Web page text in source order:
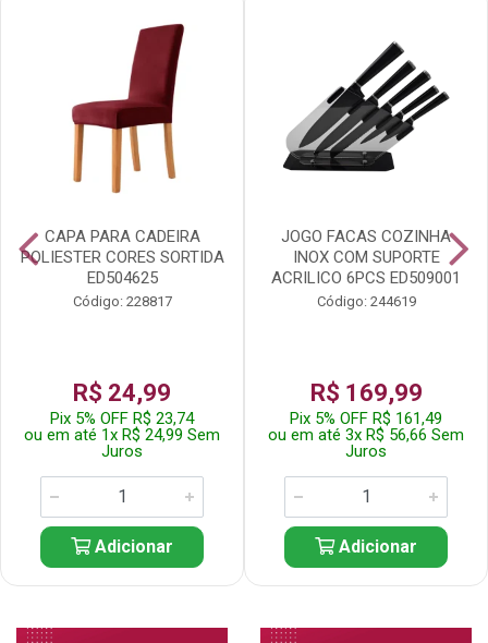
CAPA PARA CADEIRA
POLIESTER CORES SORTIDA
ED504625
Código: 228817
R$ 24,99
Pix 5% OFF R$ 23,74
ou em até 1x R$ 24,99 Sem
Juros
Adicionar
JOGO FACAS COZINHA
INOX COM SUPORTE
ACRILICO 6PCS ED509001
Código: 244619
R$ 169,99
Pix 5% OFF R$ 161,49
ou em até 3x R$ 56,66 Sem
Juros
Adicionar